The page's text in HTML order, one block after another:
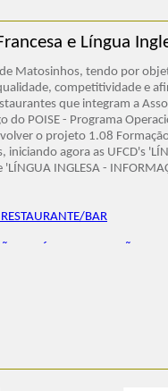
e Língua
Matosinhos, tendo por
competitividade e
que integram a
do POISE - Programa
o projeto 1.08
agora as UFCD's
'LÍNGUA INGLESA -
BAR